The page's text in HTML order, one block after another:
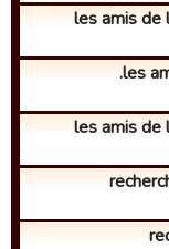
les amis de
les
les amis de